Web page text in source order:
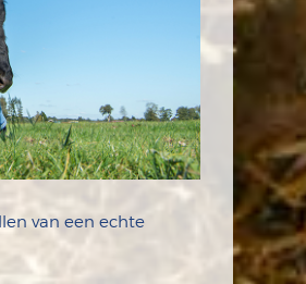
van een echte